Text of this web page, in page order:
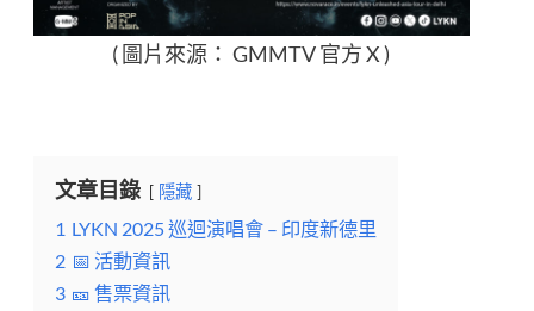
( 圖片來源： GMMTV 官方 X )
文章目錄 隱藏
1 LYKN 2025 巡迴演唱會 – 印度新德里
2 📅 活動資訊
3 🎫 售票資訊